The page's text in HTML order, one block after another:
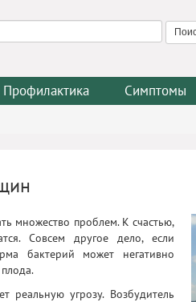
Профилактика Симптомы
множество проблем. К счастью,
Совсем другое дело, если
бактерий может негативно
реальную угрозу. Возбудитель